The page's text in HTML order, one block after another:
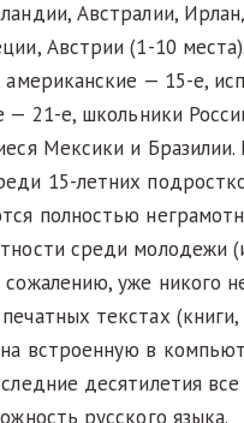
Австралии,
Австрии (1-10
— 15-е,
21-е, школьники
Мексики и Бразилии.
15-летних
полностью
среди молодежи
уже никого
текстах (книги,
встроенную в
десятилетия
русского языка.